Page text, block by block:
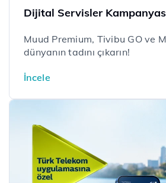
Dijital Servisler
Muud Premium, Tivibu GO ve
dünyanın tadını çıkarın!
İncele